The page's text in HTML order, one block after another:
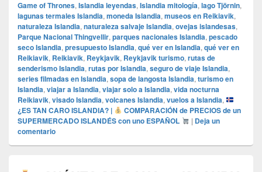
Game of Thrones, Islandia leyendas, Islandia mitología, lago Tjörnin,
lagunas termales Islandia, moneda Islandia, museos en Reikiavik,
naturaleza Islandia, naturaleza salvaje Islandia, ovejas islandesas,
Parque Nacional Thingvellir, parques nacionales Islandia, pescado
seco Islandia, presupuesto Islandia, qué ver en Islandia, qué ver en
Reikiavik, Reikiavik, Reykjavik, Reykjavik turismo, rutas de
senderismo Islandia, rutas por Islandia, seguro de viaje Islandia,
series filmadas en Islandia, sopa de langosta Islandia, turismo en
Islandia, viajar a Islandia, viajar solo a Islandia, vida nocturna
Reikiavik, visado Islandia, volcanes Islandia, vuelos a Islandia,
¿ES TAN CARO ISLANDIA? |
COMPARACIÓN de PRECIOS de un
SUPERMERCADO ISLANDÉS con uno ESPAÑOL
| Deja un
comentario